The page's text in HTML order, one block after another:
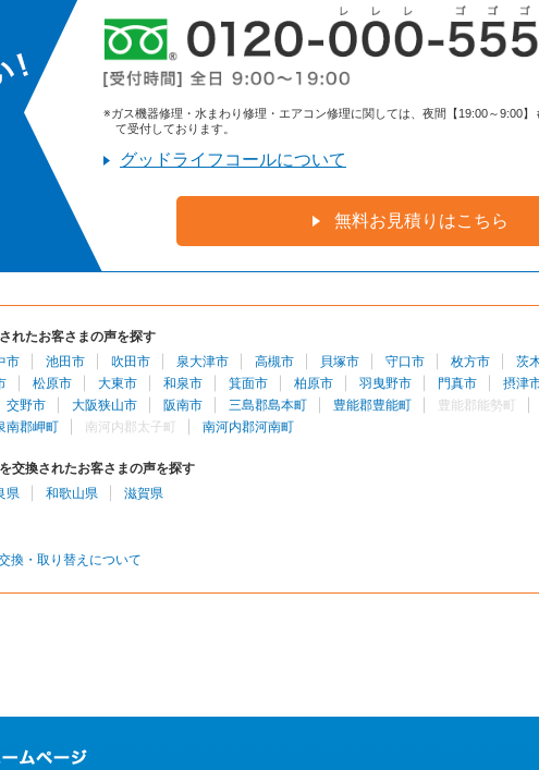
※ガス機器修理・水まわり修理・エアコン修理に関しては、夜間【19:00～9:00
て受付しております。
グッドライフコールについて
無料お見積りはこちら
れたお客さまの声を探す
市
池田市 吹田市 泉大津市 高槻市 貝塚市 守口市 枚方市 茨
松原市 大東市 和泉市 箕面市 柏原市 羽曳野市 門真市 摂津
交野市
大阪狭山市 阪南市 三島郡島本町 豊能郡豊能町 豊能郡能勢町
南郡岬町
南河内郡太子町 南河内郡河南町
交換されたお客さまの声を探す
県
和歌山県 滋賀県
換・取り替えについて